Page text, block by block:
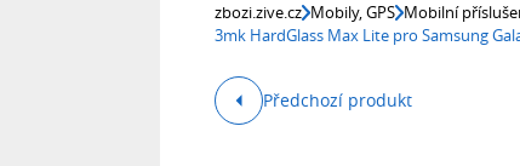
zbozi.zive.cz Mobily, GPS Mobilní
3mk HardGlass Max Lite pro Samsung
Předchozí produkt